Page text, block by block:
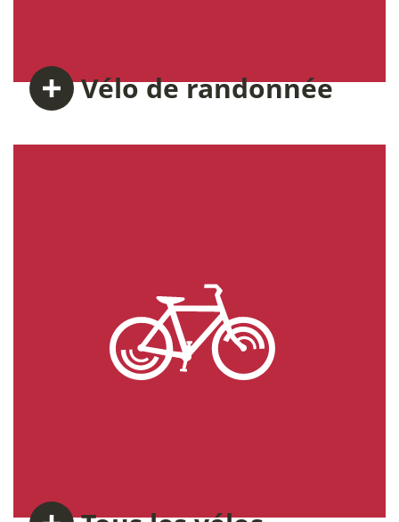
Vélode randonnée